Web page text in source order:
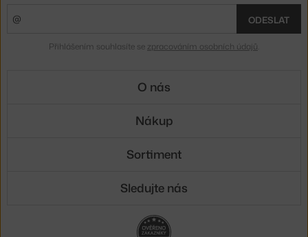
ODESLAT
Přihlášením souhlasíte se zpracováním osobních údajů
O nás
Nákup
Sortiment
Sledujte nás